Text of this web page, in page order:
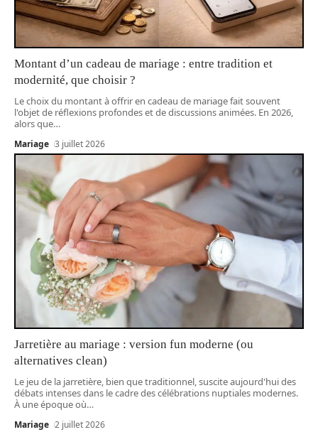
Montant d’un cadeau de mariage : entre tradition et
modernité, que choisir ?
Le choix du montant à offrir en cadeau de mariage fait souvent
l'objet de réflexions profondes et de discussions animées. En 2026,
alors que…
Mariage 3 juillet 2026
Jarretière au mariage : version fun moderne (ou
alternatives clean)
Le jeu de la jarretière, bien que traditionnel, suscite aujourd'hui des
débats intenses dans le cadre des célébrations nuptiales modernes.
À une époque où…
Mariage 2 juillet 2026